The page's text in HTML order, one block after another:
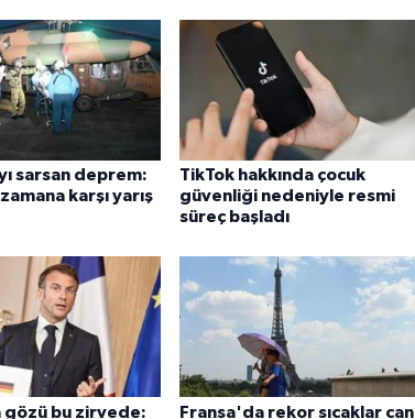
sarsan deprem:
karşı yarış
TikTok hakkında çocuk
güvenliği nedeniyle resmi
süreç başladı
gözü bu zirvede: Fransa'da rekor sıcaklar can